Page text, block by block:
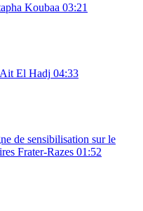
Koubaa 03:21
El Hadj 04:33
de sensibilisation sur le
Frater-Razes 01:52